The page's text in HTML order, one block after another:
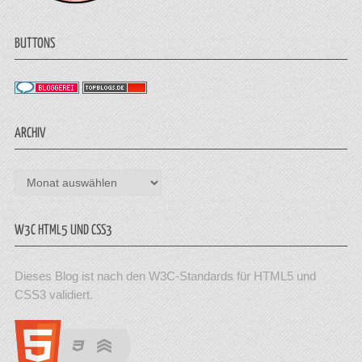
BUTTONS
ARCHIV
Archiv
W3C HTML5 UND CSS3
Dieses Blog ist nach den W3C-Standards für HTML5 und
CSS3 validiert.